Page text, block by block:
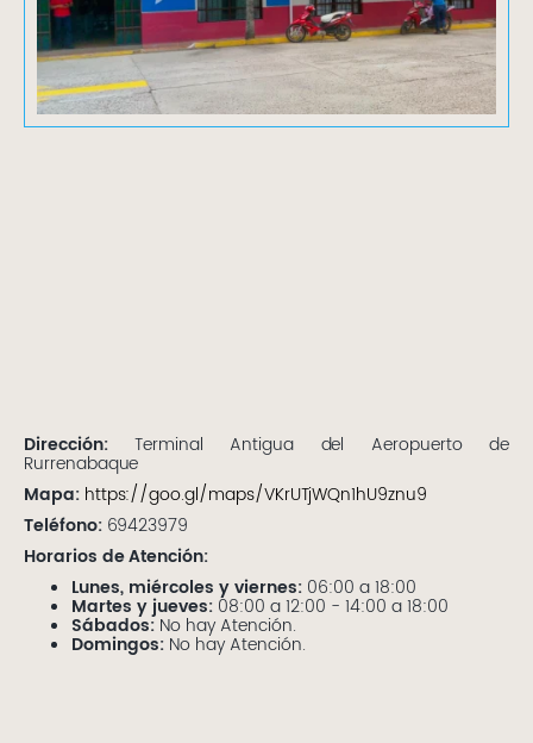
Dirección:Terminal Antigua del Aeropuerto de
Rurrenabaque
Mapa: https://goo.gl/maps/VKrUTjWQn1hU9znu9
Teléfono:69423979
Horarios de Atención:
Lunes, miércoles y viernes: 06:00 a 18:00
Martes y jueves: 08:00 a 12:00 - 14:00 a 18:00
Sábados:No hay Atención.
Domingos: No hay Atención.